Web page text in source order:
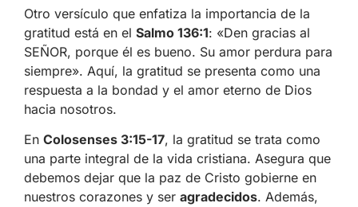
Otro versículo que enfatiza la importancia de la
gratitud está en el Salmo 136:1: «Den gracias al
SEÑOR, porque él es bueno. Su amor perdura para
siempre». Aquí, la gratitud se presenta como una
respuesta a la bondad y el amor eterno de Dios
hacia nosotros.
En Colosenses 3:15-17, la gratitud se trata como
una parte integral de la vida cristiana. Asegura que
debemos dejar que la paz de Cristo gobierne en
nuestros corazones y ser agradecidos. Además,